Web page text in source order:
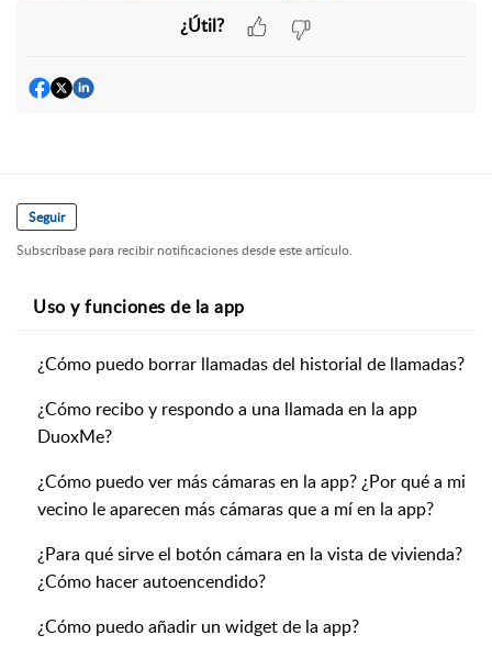
¿Útil?
Seguir
Subscríbase para recibir notificaciones desde este artículo.
Uso y funciones de la app
¿Cómo puedo borrar llamadas del historial de llamadas?
¿Cómo recibo y respondo a una llamada en la app
DuoxMe?
¿Cómo puedo ver más cámaras en la app? ¿Por qué a mi
vecino le aparecen más cámaras que a mí en la app?
¿Para qué sirve el botón cámara en la vista de vivienda?
¿Cómo hacer autoencendido?
¿Cómo puedo añadir un widget de la app?